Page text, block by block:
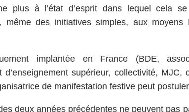
plus à l’état d’esprit dans lequel cela
même des initiatives simples, aux moyens
implantée en France (BDE,
d’enseignement supérieur, collectivité, MJC,
de manifestation festive peut
deux années précédentes ne peuvent pas